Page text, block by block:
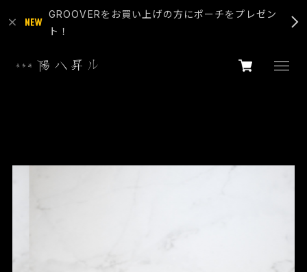
GROOVERをお買い上げの方にポーチをプレゼン
ト！